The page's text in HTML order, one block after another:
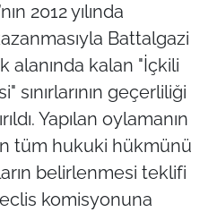
2012 yılında
Battalgazi
alanında kalan "İçkili
sınırlarının geçerliliği
Yapılan oylamanın
tüm hukuki hükmünü
belirlenmesi teklifi
komisyonuna